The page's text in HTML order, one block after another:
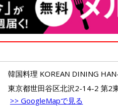
韓国料理 KOREAN DINING
東京都世田谷区北沢2-14-2 第2
>> GoogleMapで見る